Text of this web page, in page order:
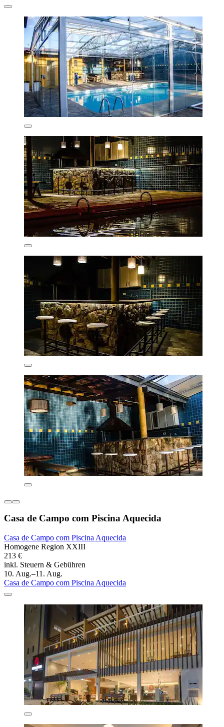
Casa de Campo com Piscina Aquecida
Casa de Campo com Piscina Aquecida
Homogene Region XXIII
213 €
inkl. Steuern & Gebühren
10. Aug.–11. Aug.
Casa de Campo com Piscina Aquecida